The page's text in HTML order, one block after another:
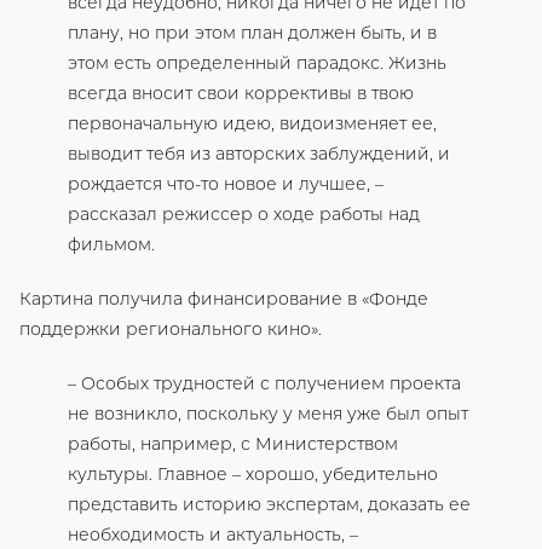
плану, но при этом план должен быть, и в
этом есть определенный парадокс. Жизнь
всегда вносит свои коррективы в твою
первоначальную идею, видоизменяет ее,
выводит тебя из авторских заблуждений, и
рождается что-то новое и лучшее, –
рассказал режиссер о ходе работы над
фильмом.
Картина получила финансирование в «Фонде
поддержки регионального кино».
– Особых трудностей с получением проекта
не возникло, поскольку у меня уже был опыт
работы, например, с Министерством
культуры. Главное – хорошо, убедительно
представить историю экспертам, доказать ее
необходимость и актуальность, –